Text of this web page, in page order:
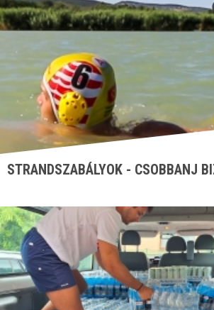
STRANDSZABÁLYOK - CSOBBANJ